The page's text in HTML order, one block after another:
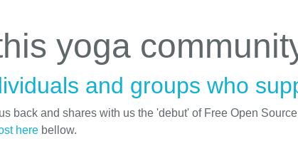
yoga
and groups who
back and shares with us the 'debut' of Free Open
here bellow.